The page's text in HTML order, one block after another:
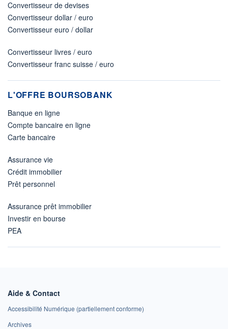
Convertisseur de devises
Convertisseur dollar / euro
Convertisseur euro / dollar
Convertisseur livres / euro
Convertisseur franc suisse / euro
L'OFFRE BOURSOBANK
Banque en ligne
Compte bancaire en ligne
Carte bancaire
Assurance vie
Crédit immobilier
Prêt personnel
Assurance prêt immobilier
Investir en bourse
PEA
Aide & Contact
Accessibilité Numérique (partiellement conforme)
Archives